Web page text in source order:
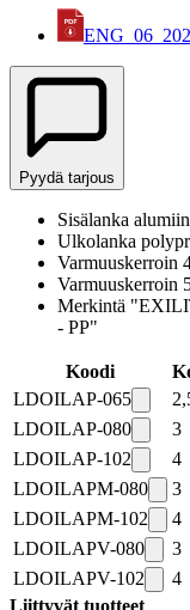
Pyydä tarjous
Sisälanka
Ulkolanka
Varmuuskerroin
Varmuuskerroin
Merkintä
- PP"
Koodi
LDOILAP-065
LDOILAP-080
3
LDOILAP-102
4
LDOILAPM-080
3
LDOILAPM-102
4
LDOILAPV-080
3
LDOILAPV-102
4